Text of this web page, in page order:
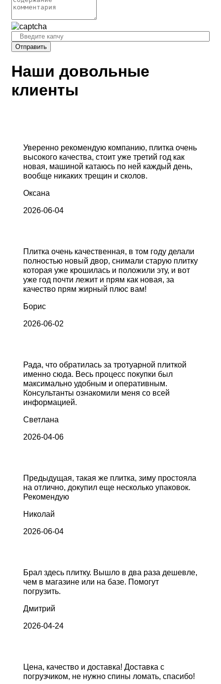
Отправить
Наши довольные
клиенты
Уверенно рекомендую компанию, плитка очень
высокого качества, стоит уже третий год как
новая, машиной катаюсь по ней каждый день,
вообще никаких трещин и сколов.
Оксана
2026-06-04
Плитка очень качественная, в том году делали
полностью новый двор, снимали старую плитку
которая уже крошилась и положили эту, и вот
уже год почти лежит и прям как новая, за
качество прям жирный плюс вам!
Борис
2026-06-02
Рада, что обратилась за тротуарной плиткой
именно сюда. Весь процесс покупки был
максимально удобным и оперативным.
Консультанты ознакомили меня со всей
информацией.
Светлана
2026-04-06
Предыдущая, такая же плитка, зиму простояла
на отлично, докупил еще несколько упаковок.
Рекомендую
Николай
2026-06-04
Брал здесь плитку. Вышло в два раза дешевле,
чем в магазине или на базе. Помогут
погрузить.
Дмитрий
2026-04-24
Цена, качество и доставка! Доставка с
погрузчиком, не нужно спины ломать, спасибо!